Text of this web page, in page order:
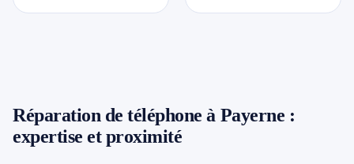
Réparation de téléphone à Payerne :
expertise et proximité